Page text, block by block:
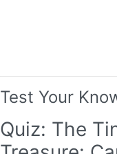
Test Your
Quiz: The